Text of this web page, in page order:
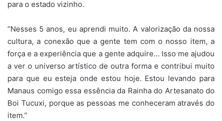
para o estado vizinho.
“Nesses 5 anos, eu aprendi muito. A valorização da nossa
cultura, a conexão que a gente tem com o nosso item, a
força e a experiência que a gente adquire… Isso me ajudou
a ver o universo artístico de outra forma e contribui muito
para que eu esteja onde estou hoje. Estou levando para
Manaus comigo essa essência da Rainha do Artesanato do
Boi Tucuxi, porque as pessoas me conheceram através do
item.”